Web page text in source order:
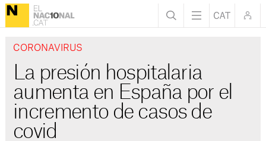
CORONAVIRUS
La presión hospitalaria
aumenta en España por el
incremento de casos de
covid